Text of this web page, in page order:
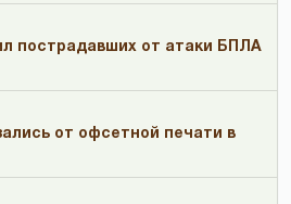
пострадавших от атаки БПЛА
от офсетной печати в